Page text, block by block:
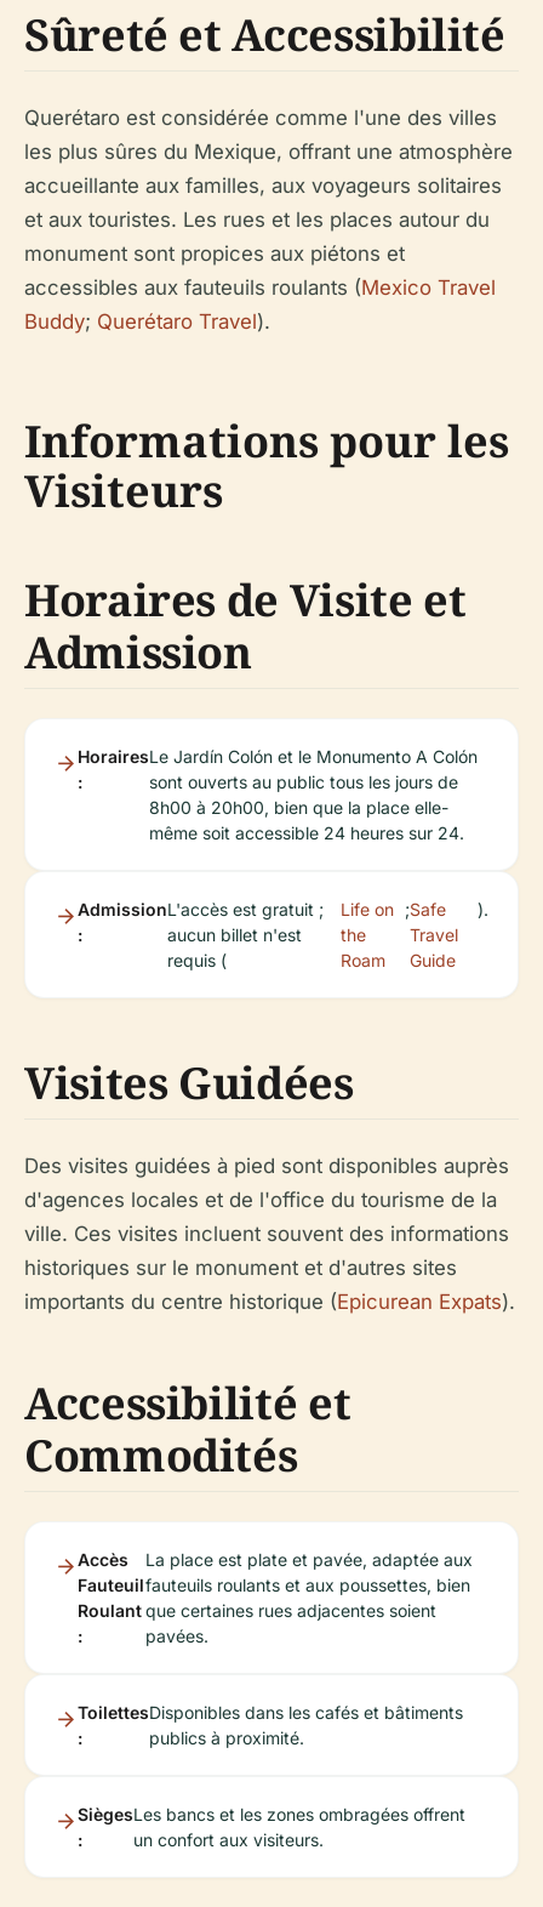
Sûreté et Accessibilité
Querétaro est considérée comme l'une des villes
les plus sûres du Mexique, offrant une atmosphère
accueillante aux familles, aux voyageurs solitaires
et aux touristes. Les rues et les places autour du
monument sont propices aux piétons et
accessibles aux fauteuils roulants (Mexico Travel
Buddy; Querétaro Travel).
Informations pour les
Visiteurs
Horaires de Visite et
Admission
Horaires
:
Le Jardín Colón et le Monumento A Colón
sont ouverts au public tous les jours de
8h00 à 20h00, bien que la place elle-
même soit accessible 24 heures sur 24.
Admission
:
L'accès est gratuit ;
aucun billet n'est
requis (
Life on
the
Roam
;Safe
Travel
Guide
).
Visites Guidées
Des visites guidées à pied sont disponibles auprès
d'agences locales et de l'office du tourisme de la
ville. Ces visites incluent souvent des informations
historiques sur le monument et d'autres sites
importants du centre historique (Epicurean Expats).
Accessibilité et
Commodités
Accès
Fauteuil
Roulant
:
La place est plate et pavée, adaptée aux
fauteuils roulants et aux poussettes, bien
que certaines rues adjacentes soient
pavées.
Toilettes
:
Disponibles dans les cafés et bâtiments
publics à proximité.
Sièges
:
Les bancs et les zones ombragées offrent
un confort aux visiteurs.